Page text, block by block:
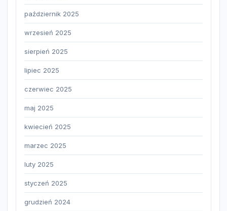
październik 2025
wrzesień 2025
sierpień 2025
lipiec 2025
czerwiec 2025
maj 2025
kwiecień 2025
marzec 2025
luty 2025
styczeń 2025
grudzień 2024